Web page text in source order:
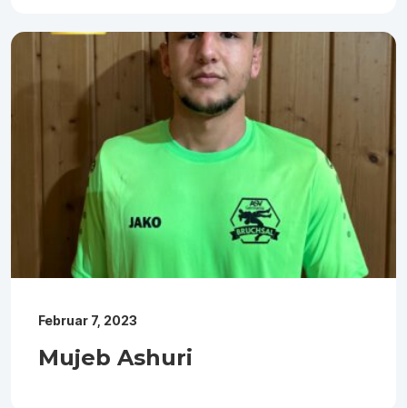
Februar 7, 2023
Mujeb Ashuri